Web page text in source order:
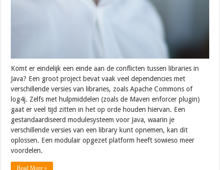
Komt er eindelijk een einde aan de conflicten tussen libraries in
Java? Een groot project bevat vaak veel dependencies met
verschillende versies van libraries, zoals Apache Commons of
log4j. Zelfs met hulpmiddelen (zoals de Maven enforcer plugin)
gaat er veel tijd zitten in het op orde houden hiervan. Een
gestandaardiseerd modulesysteem voor Java, waarin je
verschillende versies van een library kunt opnemen, kan dit
oplossen. Een modulair opgezet platform heeft sowieso meer
voordelen.
Read More »